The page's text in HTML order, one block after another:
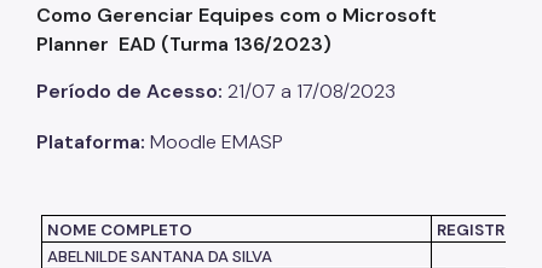
Como se Inscrever
Listas de Seleção
Educadores
Solicitação de Turmas
Como Gerenciar Equipes com o Microsoft
Planner EAD (Turma 136/2023)
Período de Acesso: 21/07 a 17/08/2023
Plataforma: Moodle EMASP
NOME COMPLETO
REGISTRO
ABELNILDE SANTANA DA SILVA